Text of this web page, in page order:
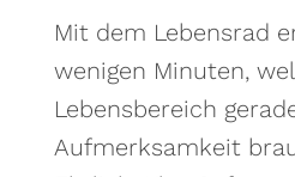
Mit dem Lebensrad
wenigen Minuten,
Lebensbereich
Aufmerksamkeit